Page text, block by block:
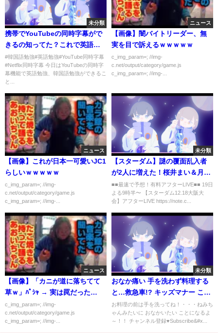
未分類
携帯でYouTubeの同時字幕がで
きるの知ってた？これで英語、
韓国語勉強もさくさく！
#韓国語勉強#英語勉強#YouTube同時字幕
#Netflix同時字幕 今日はYouTubeの同時字
幕機能で英語勉強、韓国語勉強ができるこ
と...
ニュース
【画像】闇バイトリーダー、無
実を目で訴えるｗｗｗｗｗ
c_img_param=; //img-
c.net/output/category/game.js
c_img_param=; //img-...
ニュース
【画像】これが日本一可愛いJC1
らしいｗｗｗｗｗ
c_img_param=; //img-
c.net/output/category/game.js
c_img_param=; //img-...
未分類
【スターダム】謎の覆面乱入者
が2人に増えた！桜井まい＆月山
和香今度はレディ・Cも襲われ
る！大阪に初登場！誰なんだ！
目的は何か！新ユニット？団体
内で首謀者がいる？疑問点を洗
い出す！【STARDOM】
■■最速で予想！有料アフターLIVE■■ 19日
よる9時半〜 【スターダム12.18大阪大
会】アフターLIVE https://note.c...
ニュース
【画像】「カニが道に落ちてて
草ｗ」ﾊﾟｼｬ → 実は罠だった…
c_img_param=; //img-
c.net/output/category/game.js
c_img_param=; //img-...
未分類
おなか痛い 手を洗わず料理する
と…救急車!? キッズマナー こう
くんねみちゃん wash your
hands KidsLine
お料理の前は手を洗ってね！・・・ねみち
ゃんみたいに おなかいたい ことになるよ
～！！ チャンネル登録♥Subscribe&#x...